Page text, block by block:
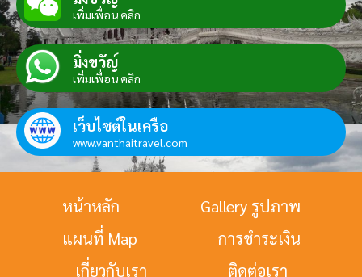
เพิ่มเพื่อน คลิก
มิ่งขวัญ์
เพิ่มเพื่อน คลิก
เว็บไซต์ในเครือ
www.vanthaitravel.com
หน้าหลัก
Gallery รูปภาพ
แผนที่ Map
การชำระเงิน
เกี่ยวกับเรา
ติดต่อเรา